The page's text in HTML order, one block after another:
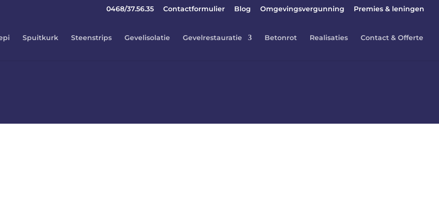
0468/37.56.35 Contactformulier Blog Omgevingsvergunning Premies & leningen
Spuitkurk Steenstrips Gevelisolatie Gevelrestauratie Betonrot Realisaties Contact & Offerte